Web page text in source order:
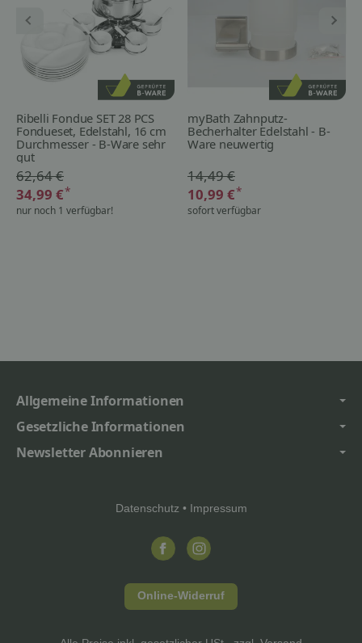
Ribelli Fondue SET 28 PCS
Fondueset, Edelstahl, 16 cm
Durchmesser - B-Ware sehr
gut
62,64 €
34,99 €*
nur noch 1 verfügbar!
myBath Zahnputz-
Becherhalter Edelstahl - B-
Ware neuwertig
14,49 €
10,99 €*
sofort verfügbar
Allgemeine Informationen
Gesetzliche Informationen
Newsletter Abonnieren
Datenschutz • Impressum
Online-Widerruf